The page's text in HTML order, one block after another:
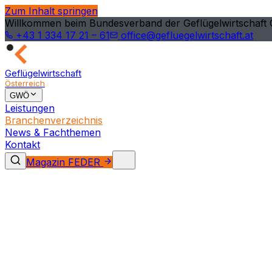
Zum Inhalt springen
Willkommen beim Bundesverband der Geflügelwirtschaft
+43 1 334 17 21 – 61
office@gefluegelwirtschaft.at
Geflügelwirtschaft
Österreich
GWÖ
Leistungen
Branchenverzeichnis
News & Fachthemen
Kontakt
Magazin FEDER